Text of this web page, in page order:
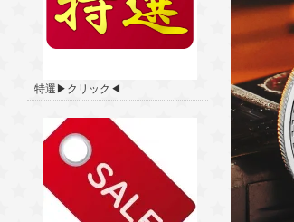
特選▶クリック◀